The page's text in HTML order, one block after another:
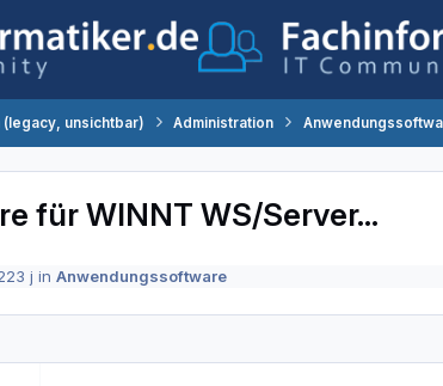
(legacy, unsichtbar) Administration
für WINNT WS/Server...
23 j in Anwendungssoftware